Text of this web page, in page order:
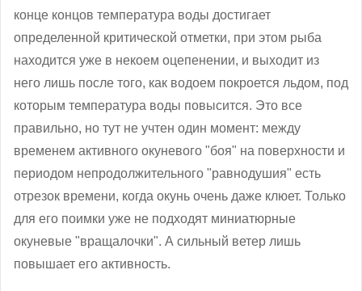
конце концов температура воды достигает
определенной критической отметки, при этом рыба
находится уже в некоем оцепенении, и выходит из
него лишь после того, как водоем покроется льдом, под
которым температура воды повысится. Это все
правильно, но тут не учтен один момент: между
временем активного окуневого "боя" на поверхности и
периодом непродолжительного "равнодушия" есть
отрезок времени, когда окунь очень даже клюет. Только
для его поимки уже не подходят миниатюрные
окуневые "вращалочки". А сильный ветер лишь
повышает его активность.